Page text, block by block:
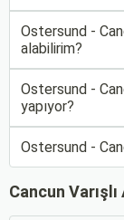
Ostersund -
alabilirim?
Ostersund -
yapıyor?
Ostersund -
Cancun